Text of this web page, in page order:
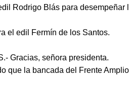
Rodrigo Blás para
el edil Fermín de los Santos.
Gracias, señora presidenta.
que la bancada del Frente